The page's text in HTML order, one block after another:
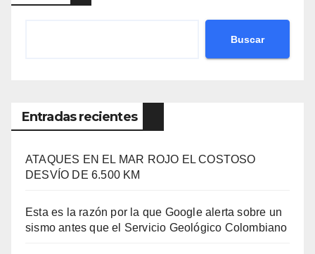
Buscar
Entradas recientes
ATAQUES EN EL MAR ROJO EL COSTOSO
DESVÍO DE 6.500 KM
Esta es la razón por la que Google alerta sobre un
sismo antes que el Servicio Geológico Colombiano